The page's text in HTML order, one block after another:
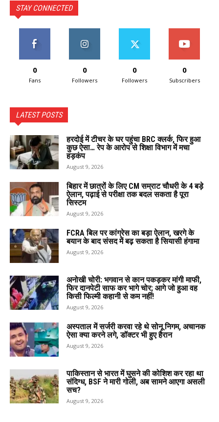
STAY CONNECTED
0
Fans
0
Followers
0
Followers
0
Subscribers
LATEST POSTS
हरदोई में टीचर के घर पहुंचा BRC क्लर्क, फिर हुआ
कुछ ऐसा… रेप के आरोप से शिक्षा विभाग में मचा
हड़कंप
August 9, 2026
बिहार में छात्रों के लिए CM सम्राट चौधरी के 4 बड़े
ऐलान, पढ़ाई से परीक्षा तक बदल सकता है पूरा
सिस्टम
August 9, 2026
FCRA बिल पर कांग्रेस का बड़ा ऐलान, खरगे के
बयान के बाद संसद में बढ़ सकता है सियासी हंगामा
August 9, 2026
अनोखी चोरी: भगवान से कान पकड़कर मांगी माफी,
फिर दानपेटी साफ कर भागे चोर; आगे जो हुआ वह
किसी फिल्मी कहानी से कम नहीं!
August 9, 2026
अस्पताल में सर्जरी करवा रहे थे सोनू निगम, अचानक
ऐसा क्या करने लगे, डॉक्टर भी हुए हैरान
August 9, 2026
पाकिस्तान से भारत में घुसने की कोशिश कर रहा था
संदिग्ध, BSF ने मारी गोली, अब सामने आएगा असली
सच?
August 9, 2026